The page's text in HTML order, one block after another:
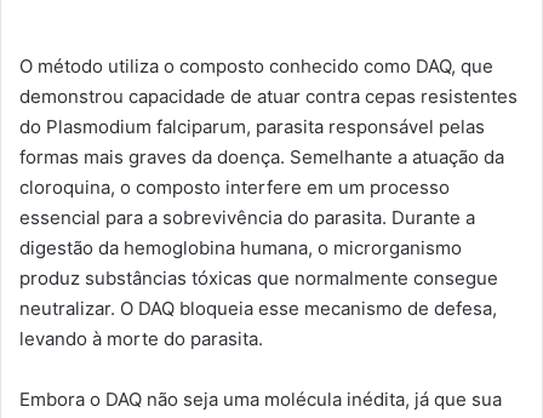
O método utiliza o composto conhecido como DAQ, que
demonstrou capacidade de atuar contra cepas resistentes
do Plasmodium falciparum, parasita responsável pelas
formas mais graves da doença. Semelhante a atuação da
cloroquina, o composto interfere em um processo
essencial para a sobrevivência do parasita. Durante a
digestão da hemoglobina humana, o microrganismo
produz substâncias tóxicas que normalmente consegue
neutralizar. O DAQ bloqueia esse mecanismo de defesa,
levando à morte do parasita.
Embora o DAQ não seja uma molécula inédita, já que sua